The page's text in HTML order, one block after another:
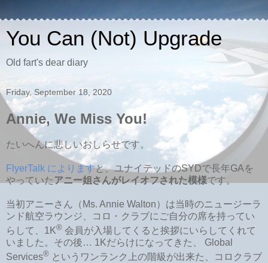
You Can (Not) Upgrade
Old fart's dear diary
Friday, September 18, 2020
Annie, We Miss You!
たいへんに悲しいおしらせです。
FlyerTalk によりますと、ユナイテッドのSYDで長年GAを
やっていたアニー姐さんがレイオフされた模様です。
当初アニーさん（Ms. Annie Walton）は当時のニュージーラ
ンド航空ラウンジ、コロ・クラブにご自分の席を持ってい
らして、1K® 会員が入場してくると挨拶にいらしてくれて
いました。その後… 1Kだらけになってきた、 Global
Services® というワンランク上の階級が出来た、コロクラブ